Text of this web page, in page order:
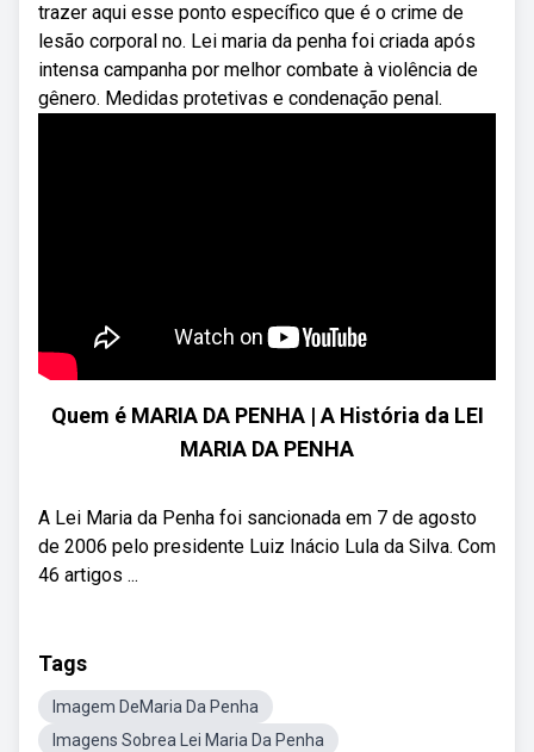
trazer aqui esse ponto específico que é o crime de
lesão corporal no. Lei maria da penha foi criada após
intensa campanha por melhor combate à violência de
gênero. Medidas protetivas e condenação penal.
Quem é MARIA DA PENHA | A História da LEI
MARIA DA PENHA
A Lei Maria da Penha foi sancionada em 7 de agosto
de 2006 pelo presidente Luiz Inácio Lula da Silva. Com
46 artigos ...
Tags
Imagem DeMaria Da Penha
Imagens Sobrea Lei Maria Da Penha